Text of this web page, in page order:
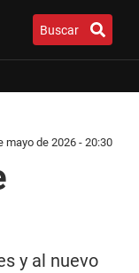
Buscar
mayo de 2026 - 20:30
y al nuevo